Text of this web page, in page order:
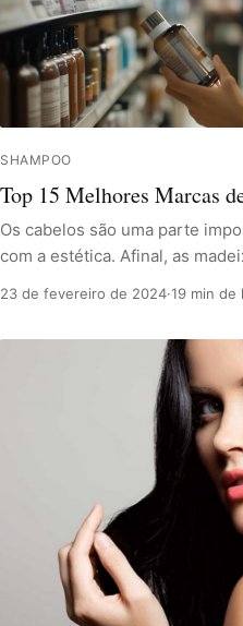
SHAMPOO
Top 15 Melhores Marcas
Os cabelos são uma parte
com a estética. Afinal, as
23 de fevereiro de 2024·19 min de